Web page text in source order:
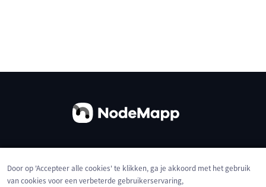
Privacybeleid Cookies
Door op 'Accepteer alle cookies' te klikken, ga je akkoord met het gebruik
van cookies voor een verbeterde gebruikerservaring,